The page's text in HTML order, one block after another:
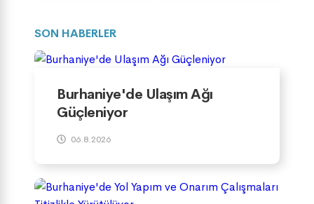
SON HABERLER
Burhaniye'de Ulaşım Ağı
Güçleniyor
06.8.2026